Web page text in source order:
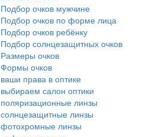
Подбор очков мужчине
Подбор очков по форме лица
Подбор очков ребёнку
Подбор солнцезащитных очков
Размеры очков
Формы очков
ваши права в оптике
выбираем салон оптики
поляризационные линзы
солнцезащитные линзы
фотохромные линзы